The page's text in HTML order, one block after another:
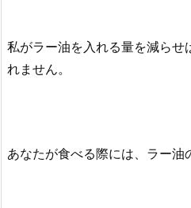
私がラー油を入れる量を減らせ
れません。
あなたが食べる際には、ラー油